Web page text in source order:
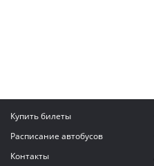
Купить билеты
Расписание автобусов
Контакты